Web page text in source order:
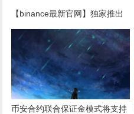
【binance最新官网】独家推出
Opinion（OPN）币安钱包
Booster活动
币安合约联合保证金模式将支持